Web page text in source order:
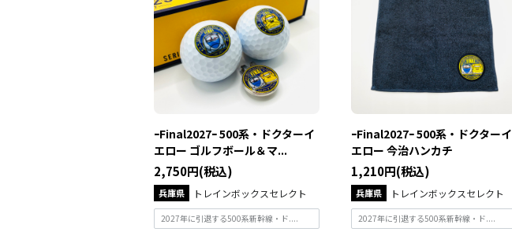
ｰFinal2027ｰ 500系・ドクターイ
エロー ゴルフボール＆マ...
2,750円(税込)
兵庫県 トレインボックスセレクト
2027年に引退する500系新幹線・ド....
ｰFinal2027ｰ 500系・ドクターイ
エロー 今治ハンカチ
1,210円(税込)
兵庫県 トレインボックスセレクト
2027年に引退する500系新幹線・ド....